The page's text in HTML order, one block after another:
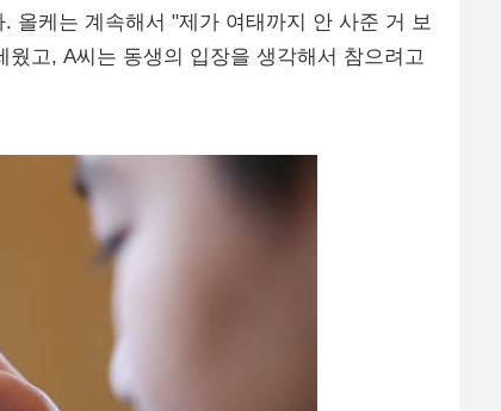
올케는 계속해서 "제가 여태까지 안 사준 거 보
고, A씨는 동생의 입장을 생각해서 참으려고